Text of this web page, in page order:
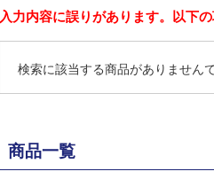
入力内容に誤りがあります。以下
検索に該当する商品がありませんで
商品一覧